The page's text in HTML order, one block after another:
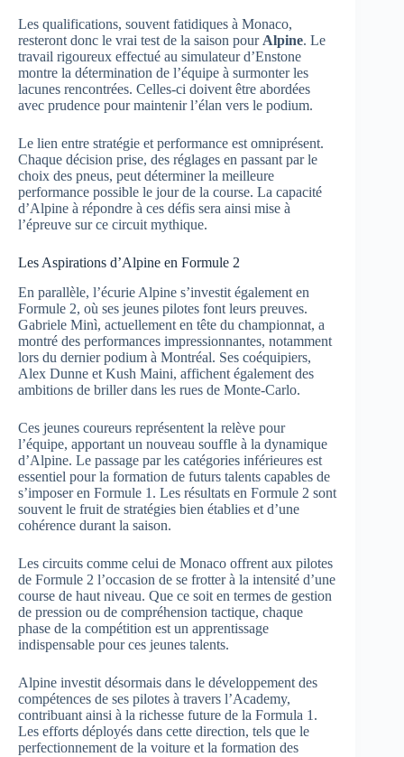
Les qualifications, souvent fatidiques à Monaco,
resteront donc le vrai test de la saison pour Alpine. Le
travail rigoureux effectué au simulateur d’Enstone
montre la détermination de l’équipe à surmonter les
lacunes rencontrées. Celles-ci doivent être abordées
avec prudence pour maintenir l’élan vers le podium.
Le lien entre stratégie et performance est omniprésent.
Chaque décision prise, des réglages en passant par le
choix des pneus, peut déterminer la meilleure
performance possible le jour de la course. La capacité
d’Alpine à répondre à ces défis sera ainsi mise à
l’épreuve sur ce circuit mythique.
Les Aspirations d’Alpine en Formule 2
En parallèle, l’écurie Alpine s’investit également en
Formule 2, où ses jeunes pilotes font leurs preuves.
Gabriele Minì, actuellement en tête du championnat, a
montré des performances impressionnantes, notamment
lors du dernier podium à Montréal. Ses coéquipiers,
Alex Dunne et Kush Maini, affichent également des
ambitions de briller dans les rues de Monte-Carlo.
Ces jeunes coureurs représentent la relève pour
l’équipe, apportant un nouveau souffle à la dynamique
d’Alpine. Le passage par les catégories inférieures est
essentiel pour la formation de futurs talents capables de
s’imposer en Formule 1. Les résultats en Formule 2 sont
souvent le fruit de stratégies bien établies et d’une
cohérence durant la saison.
Les circuits comme celui de Monaco offrent aux pilotes
de Formule 2 l’occasion de se frotter à la intensité d’une
course de haut niveau. Que ce soit en termes de gestion
de pression ou de compréhension tactique, chaque
phase de la compétition est un apprentissage
indispensable pour ces jeunes talents.
Alpine investit désormais dans le développement des
compétences de ses pilotes à travers l’Academy,
contribuant ainsi à la richesse future de la Formula 1.
Les efforts déployés dans cette direction, tels que le
perfectionnement de la voiture et la formation des